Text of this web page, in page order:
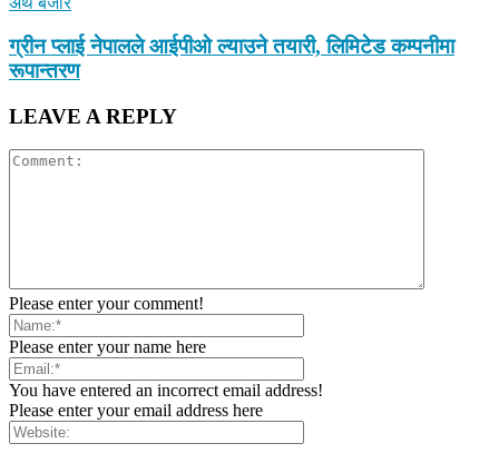
ग्रीन प्लाई नेपालले आईपीओ ल्याउने तयारी, लिमिटेड कम्पनीमा
रूपान्तरण
LEAVE A REPLY
Please enter your comment!
Please enter your name here
You have entered an incorrect email address!
Please enter your email address here